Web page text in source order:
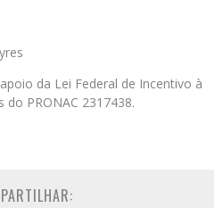
da Lei Federal de Incentivo à
do PRONAC 2317438.